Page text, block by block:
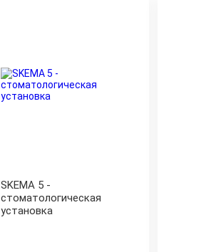
SKEMA 5 -
стоматологическая
установка